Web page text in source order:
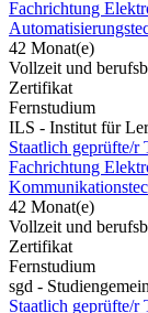
Fachrichtung
42 Monat(e)
Vollzeit und
Zertifikat
Fernstudium
ILS - Institut für
Staatlich geprüfte/r
Fachrichtung
42 Monat(e)
Vollzeit und
Zertifikat
Fernstudium
sgd -
Staatlich geprüfte/r